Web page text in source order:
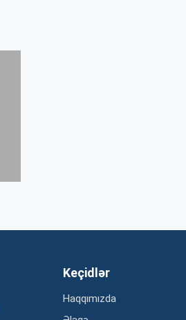
Keçidlər
Haqqımızda